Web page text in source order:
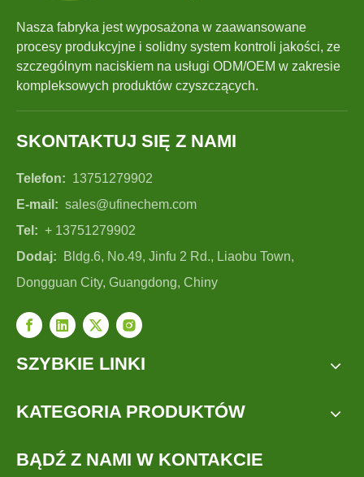
Nasza fabryka jest wyposażona w zaawansowane
procesy produkcyjne i solidny system kontroli jakości, ze
szczególnym naciskiem na usługi ODM/OEM w zakresie
kompleksowych produktów czyszczących.
SKONTAKTUJ SIĘ Z NAMI
Telefon: 13751279902
E-mail: sales@ufinechem.com
Tel: + 13751279902
Dodaj:
Bldg.6, No.49, Jinfu 2 Rd., Liaobu Town,
Dongguan City, Guangdong, Chiny
SZYBKIE LINKI
KATEGORIA PRODUKTÓW
BĄDŹ Z NAMI W KONTAKCIE